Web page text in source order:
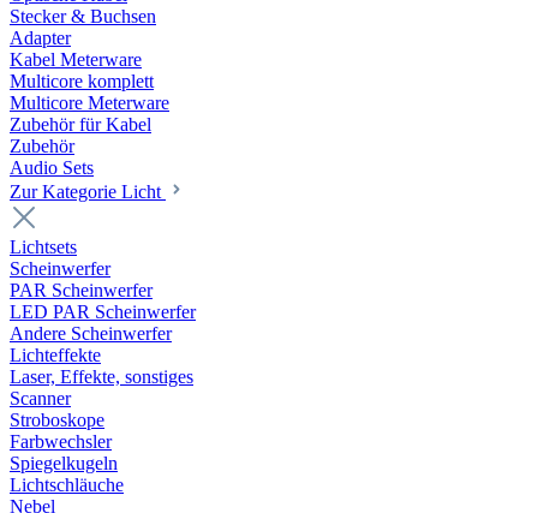
Stecker & Buchsen
Adapter
Kabel Meterware
Multicore komplett
Multicore Meterware
Zubehör für Kabel
Zubehör
Audio Sets
Zur Kategorie Licht
Lichtsets
Scheinwerfer
PAR Scheinwerfer
LED PAR Scheinwerfer
Andere Scheinwerfer
Lichteffekte
Laser, Effekte, sonstiges
Scanner
Stroboskope
Farbwechsler
Spiegelkugeln
Lichtschläuche
Nebel